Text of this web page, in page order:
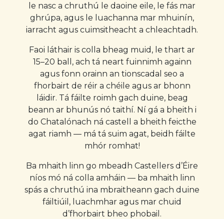
le nasc a chruthú le daoine eile, le fás mar
ghrúpa, agus le luachanna mar mhuinín,
iarracht agus cuimsitheacht a chleachtadh.
Faoi láthair is colla bheag muid, le thart ar
15–20 ball, ach tá neart fuinnimh againn
agus fonn orainn an tionscadal seo a
fhorbairt de réir a chéile agus ar bhonn
láidir. Tá fáilte roimh gach duine, beag
beann ar bhunús nó taithí. Ní gá a bheith i
do Chatalónach ná castell a bheith feicthe
agat riamh — má tá suim agat, beidh fáilte
mhór romhat!
Ba mhaith linn go mbeadh Castellers d’Éire
níos mó ná colla amháin — ba mhaith linn
spás a chruthú ina mbraitheann gach duine
fáiltiúil, luachmhar agus mar chuid
d’fhorbairt bheo phobail.